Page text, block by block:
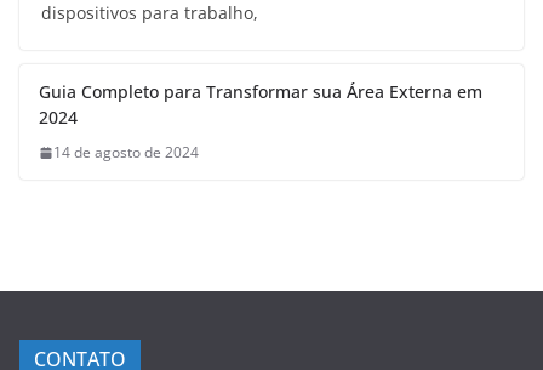
dispositivos para trabalho,
Guia Completo para Transformar sua Área Externa em
2024
14 de agosto de 2024
CONTATO